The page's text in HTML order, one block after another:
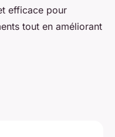
efficace pour
tout en améliorant